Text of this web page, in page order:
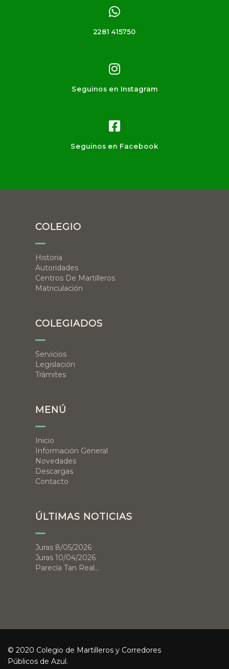
2281 415750
Seguinos en Instagram
Seguinos en Facebook
COLEGIO
Historia
Autoridades
Centros De Martilleros
Matriculación
COLEGIADOS
Servicios
Legislación
Trámites
MENÚ
Inicio
Información General
Novedades
Descargas
Contacto
ÚLTIMAS NOTICIAS
Juras 8/05/2026
Juras 10/04/2026
Parecía Tan Real…
© 2020 Colegio de Martilleros y Corredores
Públicos de Azul.